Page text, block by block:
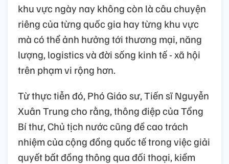
khu vực ngày nay không còn là câu chuyện
riêng của từng quốc gia hay từng khu vực
mà có thể ảnh hưởng tới thương mại, năng
lượng, logistics và đời sống kinh tế - xã hội
trên phạm vi rộng hơn.
Từ thực tiễn đó, Phó Giáo sư, Tiến sĩ Nguyễn
Xuân Trung cho rằng, thông điệp của Tổng
Bí thư, Chủ tịch nước cũng đề cao trách
nhiệm của cộng đồng quốc tế trong việc giải
quyết bất đồng thông qua đối thoại, kiềm